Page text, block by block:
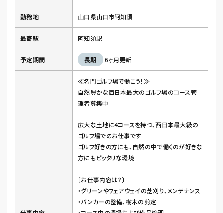
勤務地 山口県山口市阿知須
最寄駅 阿知須駅
予定期間 長期 6ヶ月更新
≪名門ゴルフ場で働こう！≫
自然豊かな西日本最大のゴルフ場のコース管
理者募集中
広大な土地に4コースを持つ、西日本最大級の
ゴルフ場でのお仕事です
ゴルフ好きの方にも、自然の中で働くのが好きな
方にもピッタリな環境
〔お仕事内容は？〕
・グリーンやフェアウェイの芝刈り、メンテナンス
・バンカーの整備、樹木の剪定